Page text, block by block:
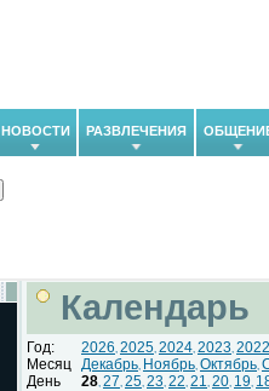
НОВОСТИ РАЗВЛЕЧЕНИЯ
Календарь
Год: 2026, 2025, 2024, 2023, 2022
Месяц Декабрь, Ноябрь, Октябрь,
День
28, 27, 25, 23, 22, 21, 20, 19,